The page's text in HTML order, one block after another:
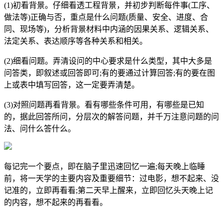
(1)初看背景。仔细看透工程背景，并初步判断每件事(工序、
做法等)正确与否，重点是什么问题(质量、安全、进度、合
同、现场等)，分析背景材料中内涵的因果关系、逻辑关系、
法定关系、表达顺序等各种关系和相关。
(2)细看问题。弄清设问的中心要求是什么类型，其中大多是
问答类，即叙述或回答即可;有的要通过计算回答;有的要在图
上或表中填写回答，这一定要弄清楚。
(3)对照问题再看背景。看有哪些条件可用，有哪些是已知
的，据此回答所问，分层次的解答问题，并千万注意问题的问
法、问什么答什么。
每记完一个要点，即在脑子里迅速回忆一遍;每天晚上临睡
前，将一天学的主要内容及重要细节：过电影，想不起来、没
记准的，立即再看看;第二天早上醒来，立即回忆头天晚上记
的内容，想不起来的再看看。